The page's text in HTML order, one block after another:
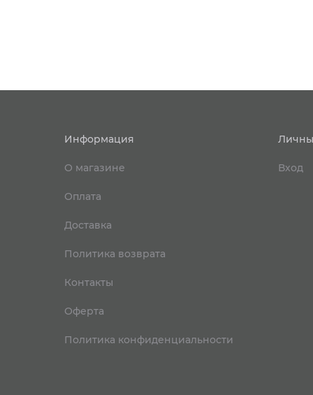
Информация
О магазине
Оплата
Доставка
Политика возврата
Контакты
Оферта
Политика конфиденциальности
Вход